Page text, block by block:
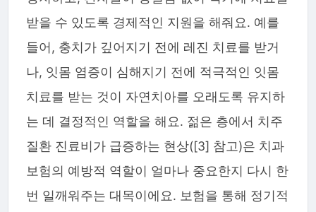
받을 수 있도록 경제적인 지원을 해줘요. 예를
들어, 충치가 깊어지기 전에 레진 치료를 받거
나, 잇몸 염증이 심해지기 전에 적극적인 잇몸
치료를 받는 것이 자연치아를 오래도록 유지하
는 데 결정적인 역할을 해요. 젊은 층에서 치주
질환 진료비가 급증하는 현상([3] 참고)은 치과
보험의 예방적 역할이 얼마나 중요한지 다시 한
번 일깨워주는 대목이에요. 보험을 통해 정기적